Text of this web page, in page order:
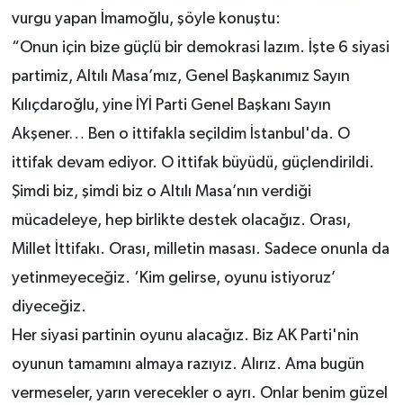
vurgu yapan İmamoğlu, şöyle konuştu:
“Onun için bize güçlü bir demokrasi lazım. İşte 6 siyasi
partimiz, Altılı Masa’mız, Genel Başkanımız Sayın
Kılıçdaroğlu, yine İYİ Parti Genel Başkanı Sayın
Akşener… Ben o ittifakla seçildim İstanbul'da. O
ittifak devam ediyor. O ittifak büyüdü, güçlendirildi.
Şimdi biz, şimdi biz o Altılı Masa’nın verdiği
mücadeleye, hep birlikte destek olacağız. Orası,
Millet İttifakı. Orası, milletin masası. Sadece onunla da
yetinmeyeceğiz. ‘Kim gelirse, oyunu istiyoruz’
diyeceğiz.
Her siyasi partinin oyunu alacağız. Biz AK Parti'nin
oyunun tamamını almaya razıyız. Alırız. Ama bugün
vermeseler, yarın verecekler o ayrı. Onlar benim güzel